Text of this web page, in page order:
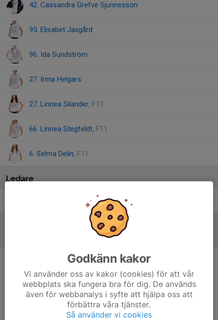
42. Cassandra Grefve Sjunnesson
95. Elisabet Jaxgård
96. Ida Sundström
27. Irma Helgars
27. Linnea Silander, F11
66. Linnea Stegfeldt, F11
6. Selma Delin, F11
Ledare
Assisterande tränare
Inget referat skrivet
Godkänn kakor
Vi använder oss av kakor (cookies) för att vår
webbplats ska fungera bra för dig. De används
även för webbanalys i syfte att hjälpa oss att
förbättra våra tjänster.
Så använder vi cookies